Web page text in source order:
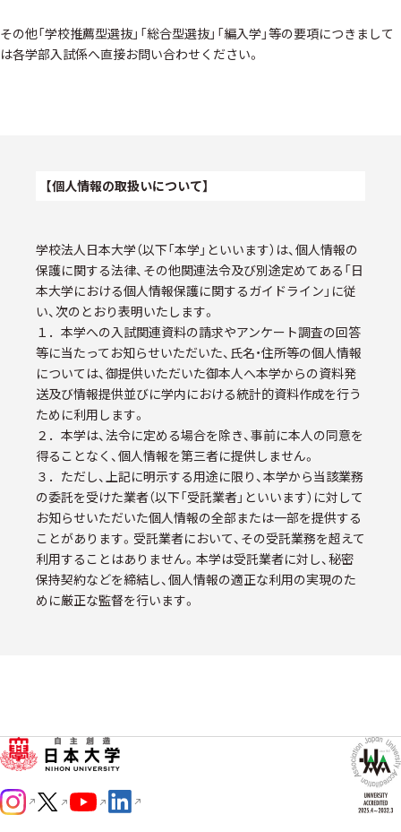
その他「学校推薦型選抜」「総合型選抜」「編入学」等の要項につきまして
は各学部入試係へ直接お問い合わせください。
【個人情報の取扱いについて】
学校法人日本大学（以下「本学」といいます）は、個人情報の
保護に関する法律、その他関連法令及び別途定めてある「日
本大学における個人情報保護に関するガイドライン」に従
い、次のとおり表明いたします。
１．本学への入試関連資料の請求やアンケート調査の回答
等に当たってお知らせいただいた、氏名・住所等の個人情報
については、御提供いただいた御本人へ本学からの資料発
送及び情報提供並びに学内における統計的資料作成を行う
ために利用します。
２．本学は、法令に定める場合を除き、事前に本人の同意を
得ることなく、個人情報を第三者に提供しません。
３．ただし、上記に明示する用途に限り、本学から当該業務
の委託を受けた業者（以下「受託業者」といいます）に対して
お知らせいただいた個人情報の全部または一部を提供する
ことがあります。受託業者において、その受託業務を超えて
利用することはありません。本学は受託業者に対し、秘密
保持契約などを締結し、個人情報の適正な利用の実現のた
めに厳正な監督を行います。